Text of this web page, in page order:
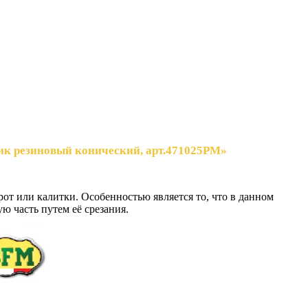
резиновый конический, арт.471025PM»
или калитки. Особенностью является то, что в данном
часть путем её срезания.